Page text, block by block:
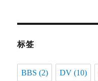
标签
BBS (2) DV (10)